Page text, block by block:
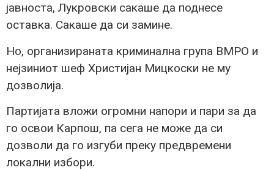
јавноста, Лукровски сакаше да поднесе
оставка. Сакаше да си замине.
Но, организираната криминална група ВМРО и
нејзиниот шеф Христијан Мицкоски не му
дозволија.
Партијата вложи огромни напори и пари за да
го освои Карпош, па сега не може да си
дозволи да го изгуби преку предвремени
локални избори.